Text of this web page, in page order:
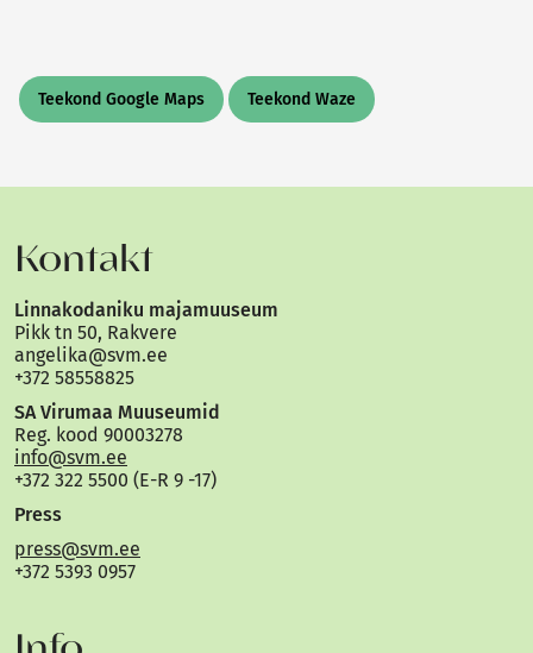
Teekond Google Maps Teekond Waze
Kontakt
Linnakodaniku majamuuseum
Pikk tn 50, Rakvere
angelika@svm.ee
+372 58558825
SA Virumaa Muuseumid
Reg. kood 90003278
info@svm.ee
+372 322 5500 (E-R 9 -17)
Press
press@svm.ee
+372 5393 0957